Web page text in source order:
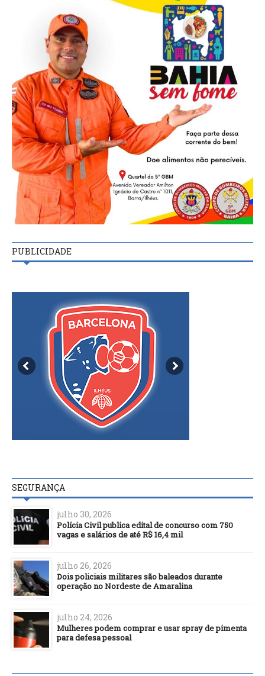
PUBLICIDADE
SEGURANÇA
julho 30, 2026
Polícia Civil publica edital de concurso com 750
vagas e salários de até R$ 16,4 mil
julho 26, 2026
Dois policiais militares são baleados durante
operação no Nordeste de Amaralina
julho 24, 2026
Mulheres podem comprar e usar spray de pimenta
para defesa pessoal